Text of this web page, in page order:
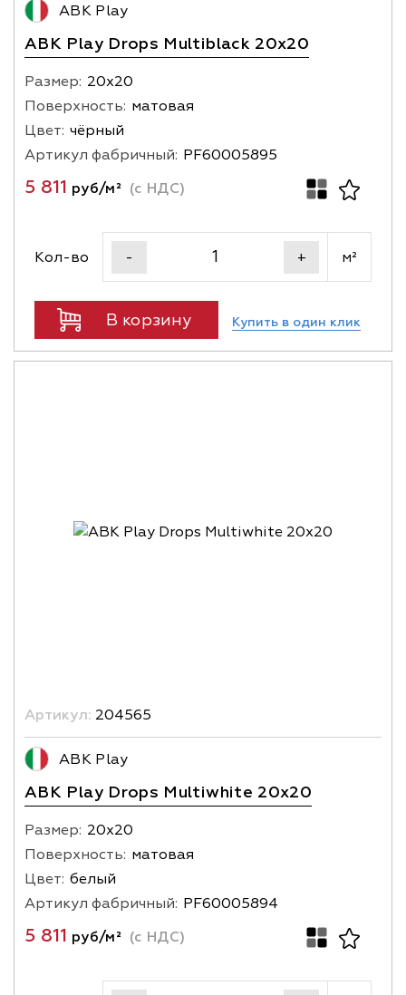
ABK Play
ABK Play Drops Multiblack 20x20
Размер: 20х20
Поверхность: матовая
Цвет: чёрный
Артикул фабричный: PF60005895
5 811 руб/м² (с НДС)
Кол-во - + м²
В корзину Купить в один клик
Артикул: 204565
ABK Play
ABK Play Drops Multiwhite 20x20
Размер: 20х20
Поверхность: матовая
Цвет: белый
Артикул фабричный: PF60005894
5 811 руб/м² (с НДС)